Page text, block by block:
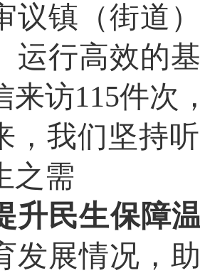
议镇（街道
运行高效的
来访115件次
，我们坚持
之需
升民生保障
发展情况，